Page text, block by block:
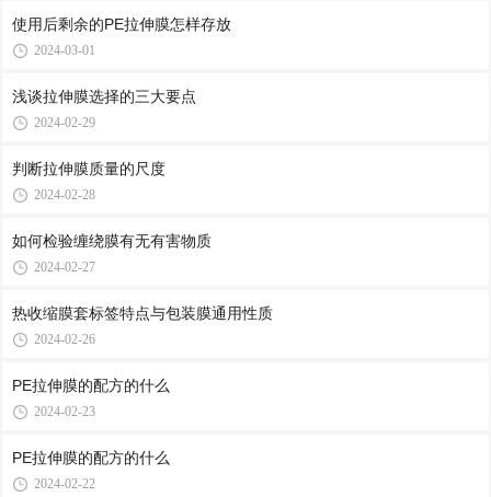
使用后剩余的PE拉伸膜怎样存放
2024-03-01
浅谈拉伸膜选择的三大要点
2024-02-29
判断拉伸膜质量的尺度
2024-02-28
如何检验缠绕膜有无有害物质
2024-02-27
热收缩膜套标签特点与包装膜通用性质
2024-02-26
PE拉伸膜的配方的什么
2024-02-23
PE拉伸膜的配方的什么
2024-02-22